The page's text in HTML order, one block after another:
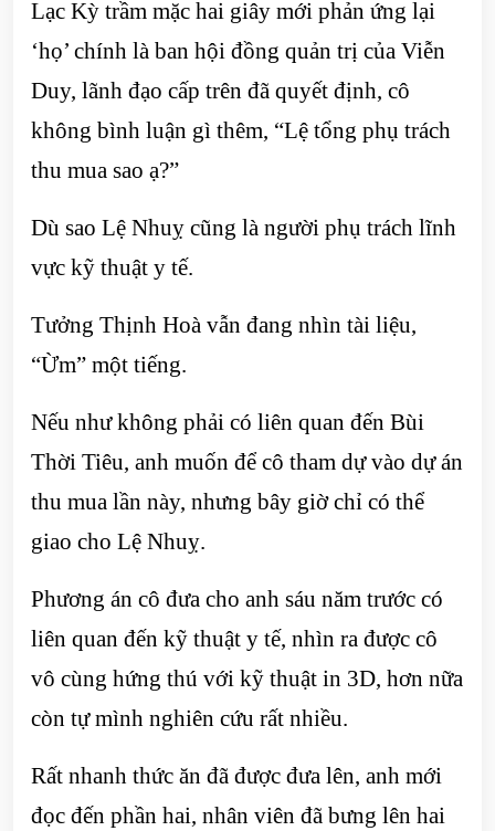
Lạc Kỳ trầm mặc hai giây mới phản ứng lại
‘họ’ chính là ban hội đồng quản trị của Viễn
Duy, lãnh đạo cấp trên đã quyết định, cô
không bình luận gì thêm, “Lệ tổng phụ trách
thu mua sao ạ?”
Dù sao Lệ Nhuỵ cũng là người phụ trách lĩnh
vực kỹ thuật y tế.
Tưởng Thịnh Hoà vẫn đang nhìn tài liệu,
“Ừm” một tiếng.
Nếu như không phải có liên quan đến Bùi
Thời Tiêu, anh muốn để cô tham dự vào dự án
thu mua lần này, nhưng bây giờ chỉ có thể
giao cho Lệ Nhuỵ.
Phương án cô đưa cho anh sáu năm trước có
liên quan đến kỹ thuật y tế, nhìn ra được cô
vô cùng hứng thú với kỹ thuật in 3D, hơn nữa
còn tự mình nghiên cứu rất nhiều.
Rất nhanh thức ăn đã được đưa lên, anh mới
đọc đến phần hai, nhân viên đã bưng lên hai